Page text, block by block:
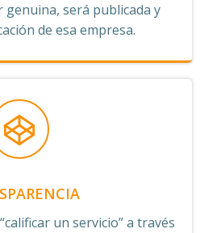
genuina, será publicada y
de esa empresa.
un servicio” a través